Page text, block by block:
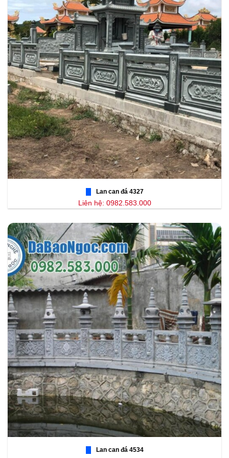
Lan can đá 4327
Liên hệ: 0982.583.000
Lan can đá 4534